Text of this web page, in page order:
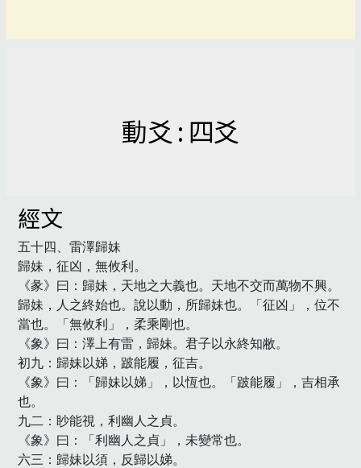
動爻 : 四爻
經文
五十四、雷澤歸妹
歸妹，征凶，無攸利。
《彖》曰：歸妹，天地之大義也。天地不交而萬物不興。
歸妹，人之終始也。說以動，所歸妹也。「征凶」，位不
當也。「無攸利」，柔乘剛也。
《象》曰：澤上有雷，歸妹。君子以永終知敝。
初九：歸妹以娣，跛能履，征吉。
《象》曰：「歸妹以娣」，以恆也。「跛能履」，吉相承
也。
九二：眇能視，利幽人之貞。
《象》曰：「利幽人之貞」，未變常也。
六三：歸妹以須，反歸以娣。